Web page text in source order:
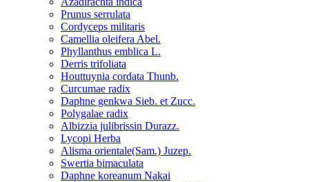
Prunus serrulata
Cordyceps militaris
Camellia oleifera Abel.
Phyllanthus emblica L.
Derris trifoliata
Houttuynia cordata Thunb.
Curcumae radix
Daphne genkwa Sieb. et Zucc.
Polygalae radix
Albizzia julibrissin Durazz.
Lycopi Herba
Alisma orientale(Sam.) Juzep.
Swertia bimaculata
Daphne koreanum Nakai